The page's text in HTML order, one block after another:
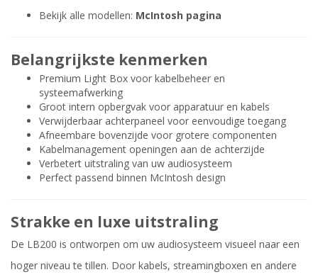
Bekijk alle modellen: McIntosh pagina
Belangrijkste kenmerken
Premium Light Box voor kabelbeheer en
systeemafwerking
Groot intern opbergvak voor apparatuur en kabels
Verwijderbaar achterpaneel voor eenvoudige toegang
Afneembare bovenzijde voor grotere componenten
Kabelmanagement openingen aan de achterzijde
Verbetert uitstraling van uw audiosysteem
Perfect passend binnen McIntosh design
Strakke en luxe uitstraling
De LB200 is ontworpen om uw audiosysteem visueel naar een
hoger niveau te tillen. Door kabels, streamingboxen en andere